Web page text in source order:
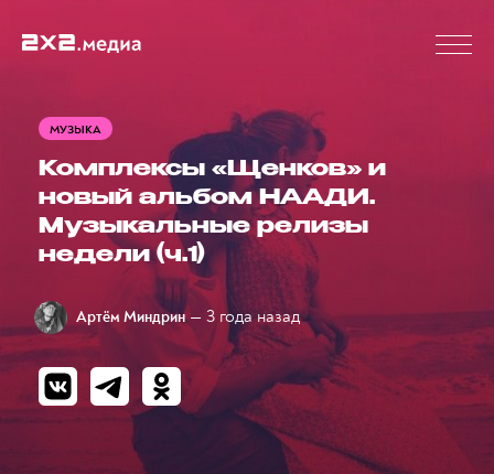
МУЗЫКА
Комплексы «Щенков» и
новый альбом НААДИ.
Музыкальные релизы
недели (ч.1)
Артём Миндрин — 3 года назад